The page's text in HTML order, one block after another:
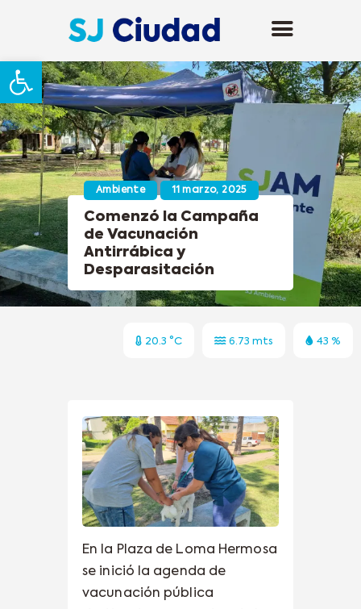
Abrir barra de herramientas
Ambiente 11 marzo, 2025
Comenzó la Campaña
de Vacunación
Antirrábica y
Desparasitación
20.3 °C 6.73 mts 43 %
En la Plaza de Loma Hermosa
se inició la agenda de
vacunación pública